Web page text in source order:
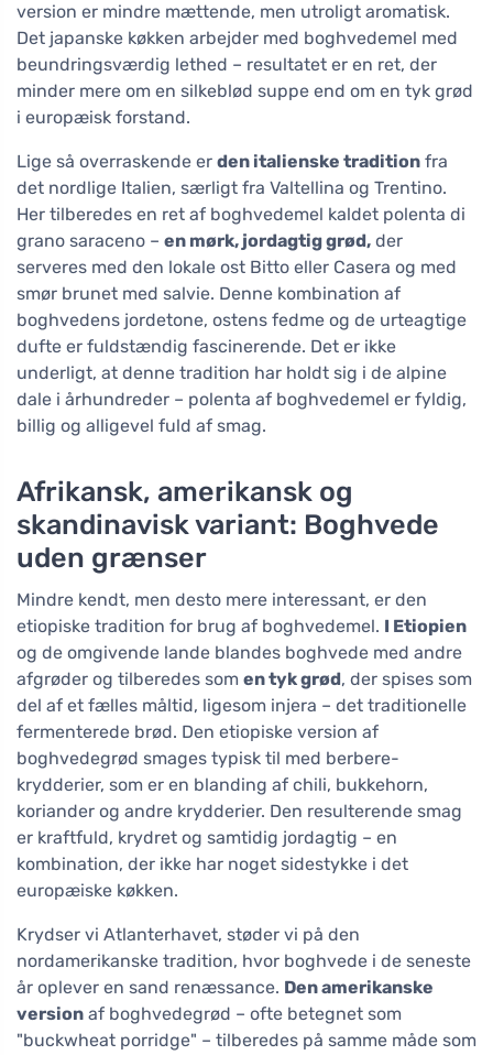
version er mindre mættende, men utroligt aromatisk.
Det japanske køkken arbejder med boghvedemel med
beundringsværdig lethed – resultatet er en ret, der
minder mere om en silkeblød suppe end om en tyk grød
i europæisk forstand.
Lige så overraskende er den italienske tradition fra
det nordlige Italien, særligt fra Valtellina og Trentino.
Her tilberedes en ret af boghvedemel kaldet polenta di
grano saraceno – en mørk, jordagtig grød, der
serveres med den lokale ost Bitto eller Casera og med
smør brunet med salvie. Denne kombination af
boghvedens jordetone, ostens fedme og de urteagtige
dufte er fuldstændig fascinerende. Det er ikke
underligt, at denne tradition har holdt sig i de alpine
dale i århundreder – polenta af boghvedemel er fyldig,
billig og alligevel fuld af smag.
Afrikansk, amerikansk og
skandinavisk variant: Boghvede
uden grænser
Mindre kendt, men desto mere interessant, er den
etiopiske tradition for brug af boghvedemel. I Etiopien
og de omgivende lande blandes boghvede med andre
afgrøder og tilberedes som en tyk grød, der spises som
del af et fælles måltid, ligesom injera – det traditionelle
fermenterede brød. Den etiopiske version af
boghvedegrød smages typisk til med berbere-
krydderier, som er en blanding af chili, bukkehorn,
koriander og andre krydderier. Den resulterende smag
er kraftfuld, krydret og samtidig jordagtig – en
kombination, der ikke har noget sidestykke i det
europæiske køkken.
Krydser vi Atlanterhavet, støder vi på den
nordamerikanske tradition, hvor boghvede i de seneste
år oplever en sand renæssance. Den amerikanske
version af boghvedegrød – ofte betegnet som
"buckwheat porridge" – tilberedes på samme måde som